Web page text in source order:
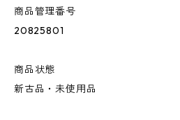
商品管理番号
20825801
商品状態
新古品・未使用品